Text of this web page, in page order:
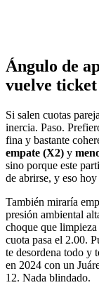
Ángulo de
vuelve ticket
Si salen cuotas
inercia. Paso.
fina y bastante
empate (X2) y
sino porque este
de abrirse, y eso
También miraría
presión ambiental
choque que
cuota pasa el 2.00.
te desordena todo y
en 2024 con un
12. Nada blindado.